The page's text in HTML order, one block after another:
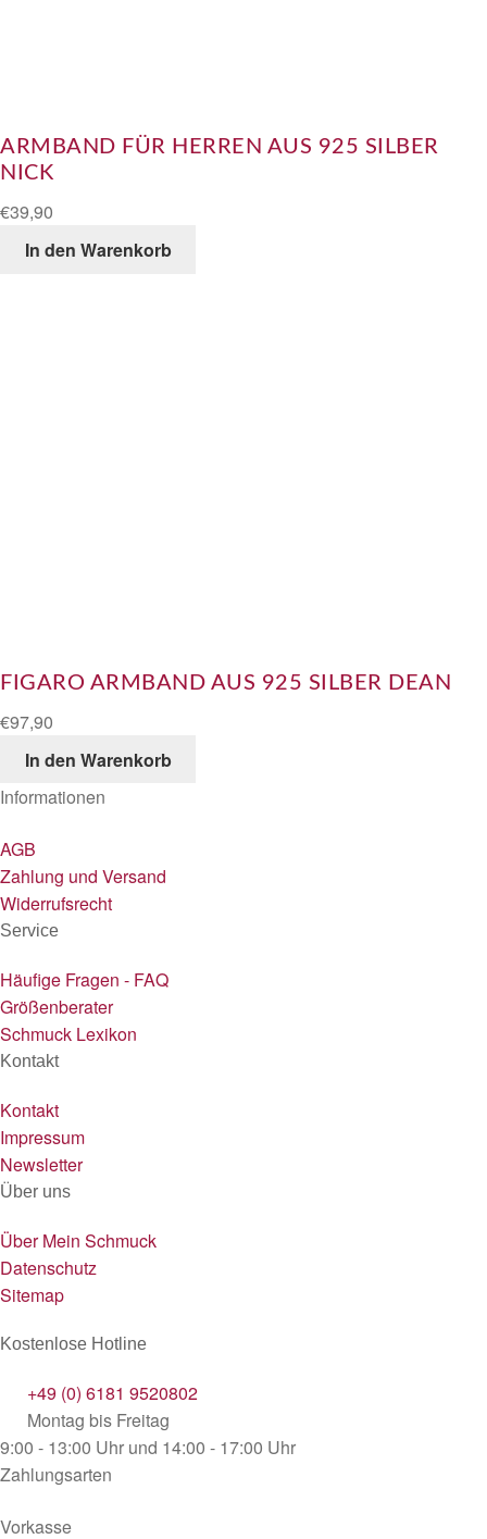
ARMBAND FÜR HERREN AUS 925 SILBER
NICK
€39,90
In den Warenkorb
FIGARO ARMBAND AUS 925 SILBER DEAN
€97,90
In den Warenkorb
Informationen
AGB
Zahlung und Versand
Widerrufsrecht
Service
Häufige Fragen - FAQ
Größenberater
Schmuck Lexikon
Kontakt
Kontakt
Impressum
Newsletter
Über uns
Über Mein Schmuck
Datenschutz
Sitemap
Kostenlose Hotline
+49 (0) 6181 9520802
Montag bis Freitag
9:00 - 13:00 Uhr und 14:00 - 17:00 Uhr
Zahlungsarten
Vorkasse